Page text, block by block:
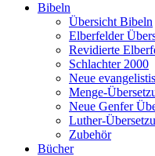
Bibeln
Übersicht Bibeln
Elberfelder
Revidierte
Schlachter 2000
Neue
Menge-
Neue Genfer
Luther-
Zubehör
Bücher